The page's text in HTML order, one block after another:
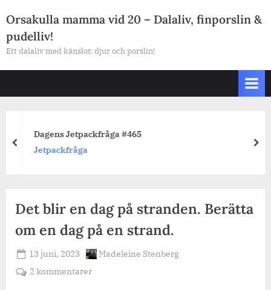
to
content
Orsakulla mamma vid 20 – Dalaliv, finporslin &
pudelliv!
Ett dalaliv med känslor, djur och porslin!
Dagens Jetpackfråga #465
Jetpackfråga
prev
Det blir en dag på stranden. Berätta
om en dag på en strand.
Posted
on
13 juni, 2023 By
Madeleine Stenberg
2 kommentarertill